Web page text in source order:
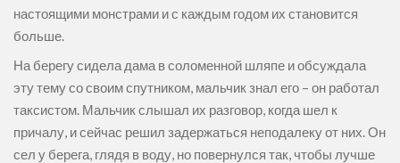
настоящими монстрами и с каждым годом их становится
больше.
На берегу сидела дама в соломенной шляпе и обсуждала
эту тему со своим спутником, мальчик знал его – он работал
таксистом. Мальчик слышал их разговор, когда шел к
причалу, и сейчас решил задержаться неподалеку от них. Он
сел у берега, глядя в воду, но повернулся так, чтобы лучше